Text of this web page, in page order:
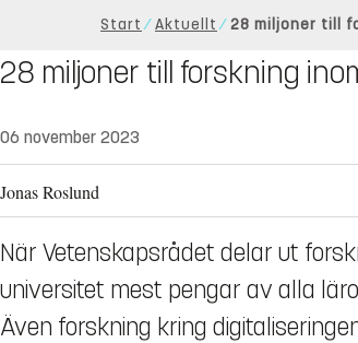
Start Aktuellt 28 miljoner till
28 miljoner till forskning
06 november 2023
Jonas Roslund
När Vetenskapsrådet delar ut
universitet mest pengar av alla
Även forskning kring